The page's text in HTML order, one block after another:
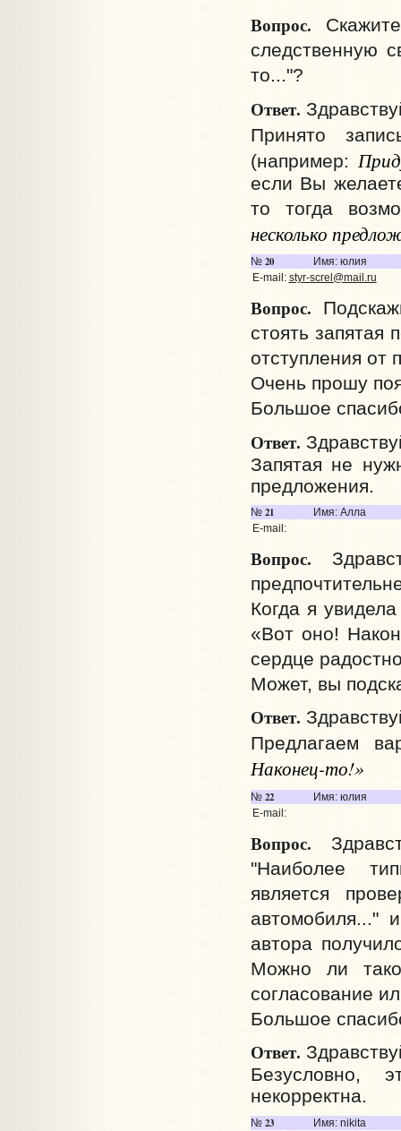
Вопрос.
следственную
то..."?
Ответ.
Принято
(например:
если Вы
то тогда
несколько
№20
Имя: юлия
E-mail: styr-screl@mail.ru
Вопрос.
стоять
отступления от
Очень прошу
Большое
Ответ.
Запятая не
предложения.
№21
Имя: Алла
E-mail:
Вопрос.
Когда я
«Вот оно!
сердце
Может, вы
Ответ.
Предлагаем
Наконец-то!»
№22
Имя: юлия
E-mail:
Вопрос.
"Наиболее
является
автомобиля..."
автора
Можно ли
согласование
Большое
Ответ.
Безусловно,
некорректна.
№23
Имя: nikita